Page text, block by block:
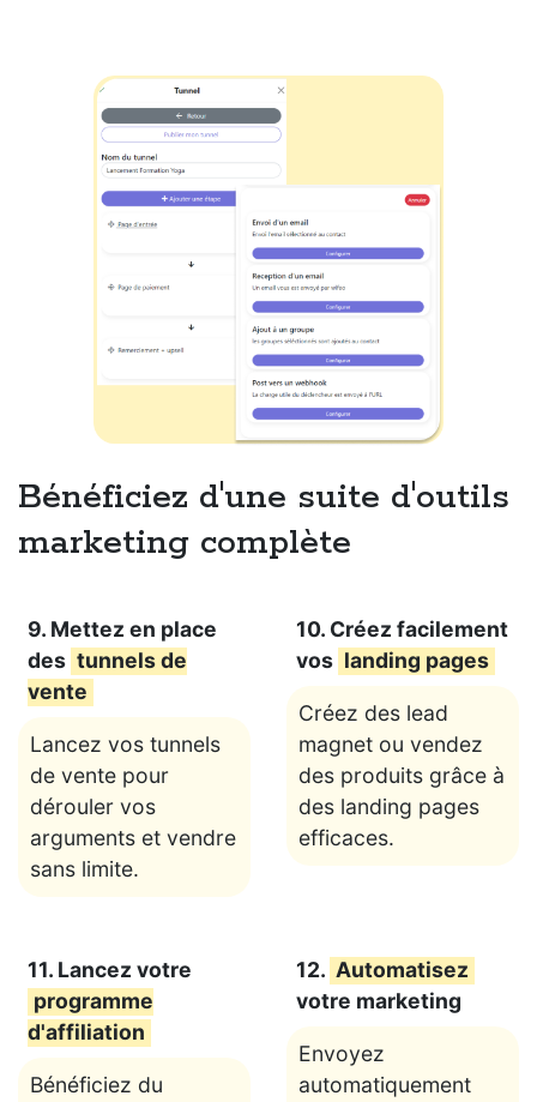
Bénéficiez d'une suite d'outils
marketing complète
9. Mettez en place
des tunnels de
vente
Lancez vos tunnels
de vente pour
dérouler vos
arguments et vendre
sans limite.
10. Créez facilement
vos landing pages
Créez des lead
magnet ou vendez
des produits grâce à
des landing pages
efficaces.
11. Lancez votre
programme
d'affiliation
Bénéficiez du
12. Automatisez
votre marketing
Envoyez
automatiquement